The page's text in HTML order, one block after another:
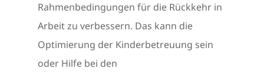
Rahmenbedingungen für die Rückkehr in
Arbeit zu verbessern. Das kann die
Optimierung der Kinderbetreuung sein
oder Hilfe bei den